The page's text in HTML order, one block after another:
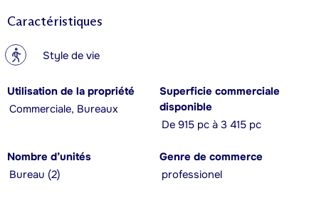
Caractéristiques
? Style de vie
Utilisation de la propriété
Commerciale, Bureaux
Superficie commerciale
disponible
De 915 pc à 3 415 pc
Nombre d’unités
Bureau (2)
Genre de commerce
professionel